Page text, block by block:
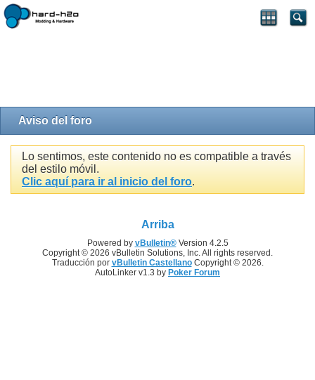
Aviso del foro
Lo sentimos, este contenido no es compatible a través
del estilo móvil.
Clic aquí para ir al inicio del foro.
Arriba
Powered by vBulletin®Version 4.2.5
Copyright © 2026 vBulletin Solutions, Inc. All rights reserved.
Traducción por vBulletin CastellanoCopyright © 2026.
AutoLinker v1.3 by Poker Forum